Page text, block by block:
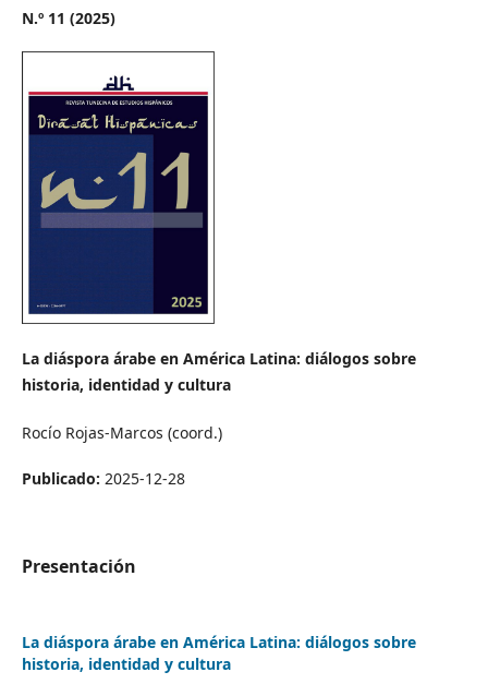
N.º 11 (2025)
La diáspora árabe en América Latina: diálogos sobre
historia, identidad y cultura
Rocío Rojas-Marcos (coord.)
Publicado: 2025-12-28
Presentación
La diáspora árabe en América Latina: diálogos sobre
historia, identidad y cultura